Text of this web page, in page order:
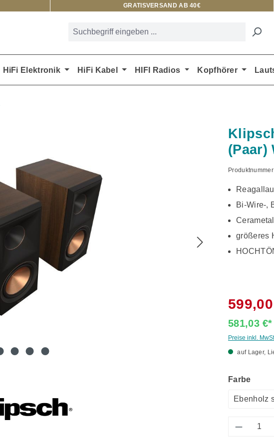
GRATISVERSAND AB 40€
HiFi Elektronik HiFi Kabel HIFI Radios Kopfhörer
(Paar)
Bi-Wire-,
größeres
581,03 €*
Preise inkl.
auf Lager,
Farbe
Ebenholz